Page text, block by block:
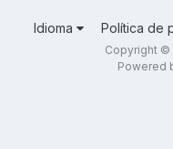
Idioma Política de
Copyright ©
Powered